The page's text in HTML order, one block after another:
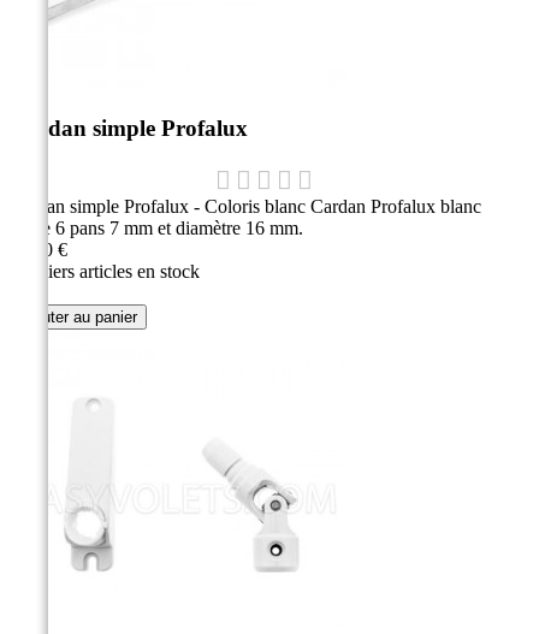
Cardan simple Profalux
Cardan simple Profalux - Coloris blanc Cardan Profalux blanc
sortie 6 pans 7 mm et diamètre 16 mm.
26,70 €
Derniers articles en stock
Ajouter au panier